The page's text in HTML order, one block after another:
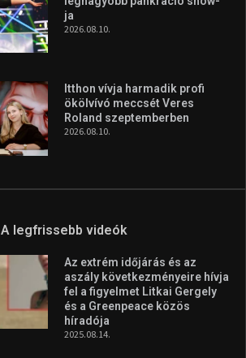
ja
2026.08.10.
Itthon vívja harmadik profi
ökölvívó meccsét Veres
Roland szeptemberben
2026.08.10.
A legfrissebb videók
Az extrém időjárás és az
aszály következményeire hívja
fel a figyelmet Litkai Gergely
és a Greenpeace közös
híradója
2025.08.14.